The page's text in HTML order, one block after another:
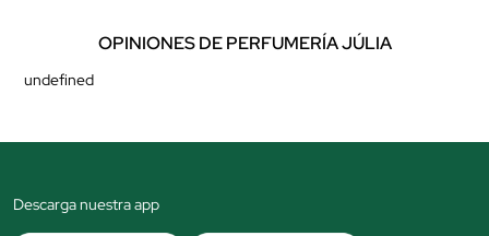
OPINIONES DE PERFUMERÍA JÚLIA
undefined
Descarga nuestra app